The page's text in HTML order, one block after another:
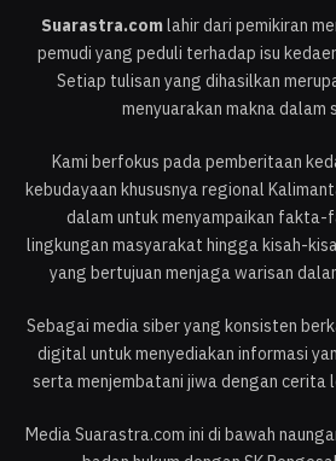
Suarastra.comlahir dari pemikiran
pemudi yang peduli terhadap isu
Setiap tulisan yang dihasilkan
menyuarakan makna dalam
Kami berfokus pada pemberitaan
kebudayaan khususnya regional
dalam untuk menyampaikan fakta-
lingkungan masyarakat hingga kisah-
yang bertujuan menjaga warisan
Sebagai media siber yang konsisten
digital untuk menyediakan informasi
serta menjembatani jiwa dengan cerita
Media Suarastra.com ini di bawah